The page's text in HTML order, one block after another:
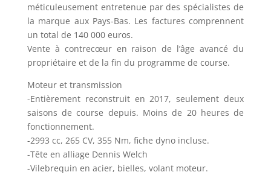
méticuleusement entretenue par des spécialistes de
la marque aux Pays-Bas. Les factures comprennent
un total de 140 000 euros.
Vente à contrecœur en raison de l’âge avancé du
propriétaire et de la fin du programme de course.
Moteur et transmission
-Entièrement reconstruit en 2017, seulement deux
saisons de course depuis. Moins de 20 heures de
fonctionnement.
-2993 cc, 265 CV, 355 Nm, fiche dyno incluse.
-Tête en alliage Dennis Welch
-Vilebrequin en acier, bielles, volant moteur.